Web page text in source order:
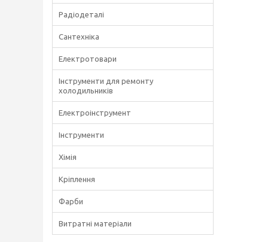
Радіодеталі
Сантехніка
Електротовари
Інструменти для ремонту
холодильників
Електроінструмент
Інструменти
Хімія
Кріплення
Фарби
Витратні матеріали